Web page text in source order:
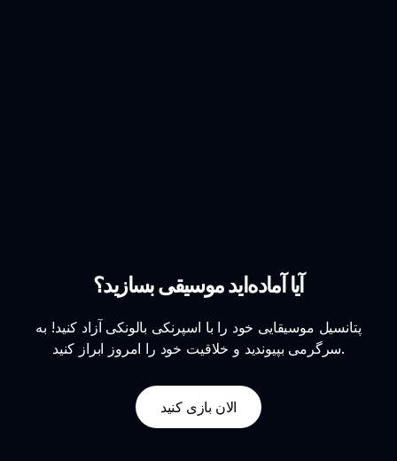
آیا آماده‌اید موسیقی بسازید؟
پتانسیل موسیقایی خود را با اسپرنکی بالونکی آزاد کنید! به
سرگرمی بپیوندید و خلاقیت خود را امروز ابراز کنید.
الان بازی کنید